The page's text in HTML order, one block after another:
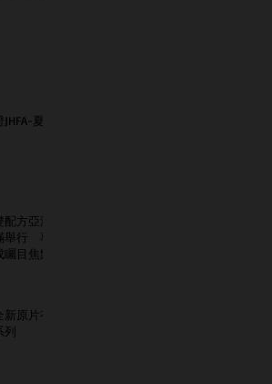
夏
方亞洲
舉行 專
目焦點
原片有